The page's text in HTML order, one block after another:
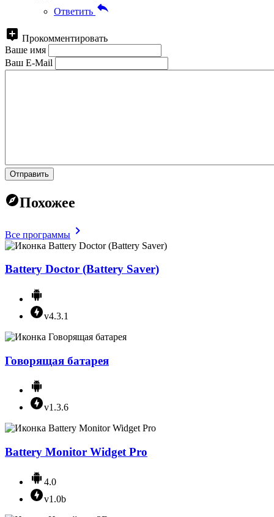
Ответить
Прокомментировать
Ваше имя
Ваш E-Mail
Отправить
Похожее
Все программы
Battery Doctor (Battery Saver)
v4.3.1
Говорящая батарея
v1.3.6
Battery Monitor Widget Pro
4.0
v1.0b